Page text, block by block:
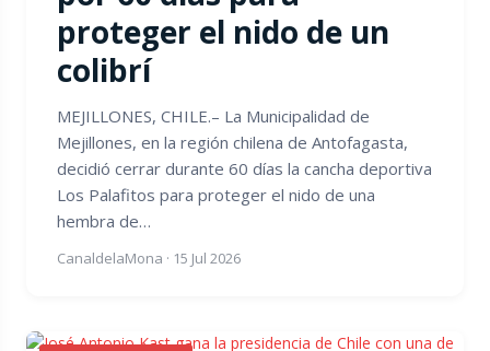
proteger el nido de un
colibrí
MEJILLONES, CHILE.– La Municipalidad de
Mejillones, en la región chilena de Antofagasta,
decidió cerrar durante 60 días la cancha deportiva
Los Palafitos para proteger el nido de una
hembra de…
CanaldelaMona · 15 Jul 2026